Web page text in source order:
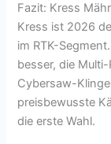
Fazit: Kress
Kress ist 2026
im RTK-
besser, die
Cybersaw-
preisbewusste
die erste Wahl.